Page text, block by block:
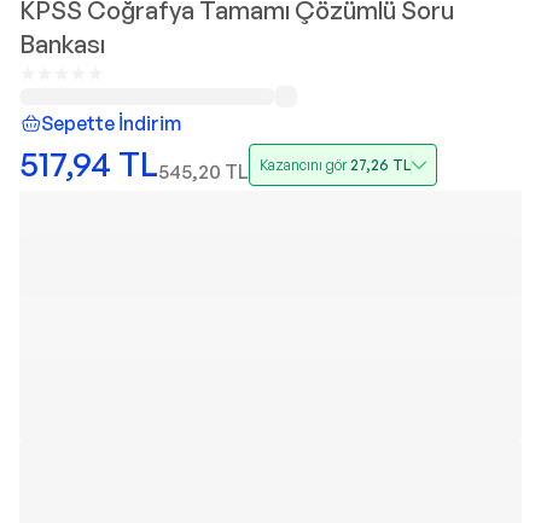
KPSS Coğrafya Tamamı Çözümlü Soru
Bankası
Sepette İndirim
517,94 TL545,20 TL Kazancını gör27,26 TL